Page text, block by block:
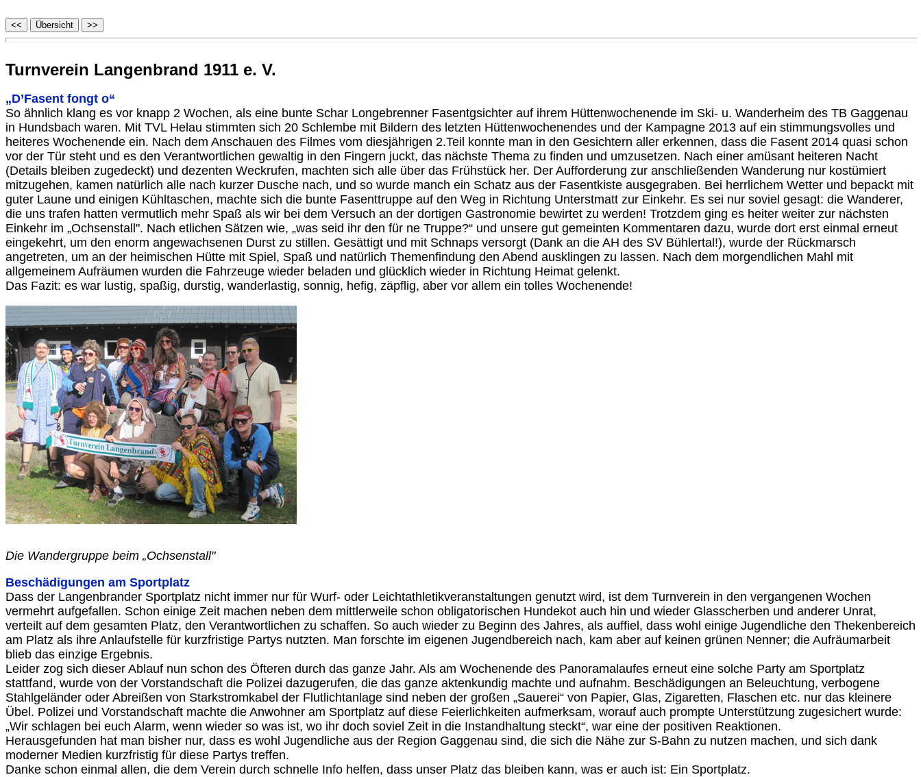
Turnverein Langenbrand 1911 e. V.
„D’Fasent fongt o“
So ähnlich klang es vor knapp 2 Wochen, als eine bunte Schar Longebrenner Fasentgsichter auf ihrem Hüttenwochenende im Ski- u. Wanderheim des TB Gaggenau
in Hundsbach waren. Mit TVL Helau stimmten sich 20 Schlembe mit Bildern des letzten Hüttenwochenendes und der Kampagne 2013 auf ein stimmungsvolles und
heiteres Wochenende ein. Nach dem Anschauen des Filmes vom diesjährigen 2.Teil konnte man in den Gesichtern aller erkennen, dass die Fasent 2014 quasi schon
vor der Tür steht und es den Verantwortlichen gewaltig in den Fingern juckt, das nächste Thema zu finden und umzusetzen. Nach einer amüsant heiteren Nacht
(Details bleiben zugedeckt) und dezenten Weckrufen, machten sich alle über das Frühstück her. Der Aufforderung zur anschließenden Wanderung nur kostümiert
mitzugehen, kamen natürlich alle nach kurzer Dusche nach, und so wurde manch ein Schatz aus der Fasentkiste ausgegraben. Bei herrlichem Wetter und bepackt mit
guter Laune und einigen Kühltaschen, machte sich die bunte Fasenttruppe auf den Weg in Richtung Unterstmatt zur Einkehr. Es sei nur soviel gesagt: die Wanderer,
die uns trafen hatten vermutlich mehr Spaß als wir bei dem Versuch an der dortigen Gastronomie bewirtet zu werden! Trotzdem ging es heiter weiter zur nächsten
Einkehr im „Ochsenstall". Nach etlichen Sätzen wie, „was seid ihr den für ne Truppe?“ und unsere gut gemeinten Kommentaren dazu, wurde dort erst einmal erneut
eingekehrt, um den enorm angewachsenen Durst zu stillen. Gesättigt und mit Schnaps versorgt (Dank an die AH des SV Bühlertal!), wurde der Rückmarsch
angetreten, um an der heimischen Hütte mit Spiel, Spaß und natürlich Themenfindung den Abend ausklingen zu lassen. Nach dem morgendlichen Mahl mit
allgemeinem Aufräumen wurden die Fahrzeuge wieder beladen und glücklich wieder in Richtung Heimat gelenkt.
Das Fazit: es war lustig, spaßig, durstig, wanderlastig, sonnig, hefig, zäpflig, aber vor allem ein tolles Wochenende!
Die Wandergruppe beim „Ochsenstall"
Beschädigungen am Sportplatz
Dass der Langenbrander Sportplatz nicht immer nur für Wurf- oder Leichtathletikveranstaltungen genutzt wird, ist dem Turnverein in den vergangenen Wochen
vermehrt aufgefallen. Schon einige Zeit machen neben dem mittlerweile schon obligatorischen Hundekot auch hin und wieder Glasscherben und anderer Unrat,
verteilt auf dem gesamten Platz, den Verantwortlichen zu schaffen. So auch wieder zu Beginn des Jahres, als auffiel, dass wohl einige Jugendliche den Thekenbereich
am Platz als ihre Anlaufstelle für kurzfristige Partys nutzten. Man forschte im eigenen Jugendbereich nach, kam aber auf keinen grünen Nenner; die Aufräumarbeit
blieb das einzige Ergebnis.
Leider zog sich dieser Ablauf nun schon des Öfteren durch das ganze Jahr. Als am Wochenende des Panoramalaufes erneut eine solche Party am Sportplatz
stattfand, wurde von der Vorstandschaft die Polizei dazugerufen, die das ganze aktenkundig machte und aufnahm. Beschädigungen an Beleuchtung, verbogene
Stahlgeländer oder Abreißen von Starkstromkabel der Flutlichtanlage sind neben der großen „Sauerei“ von Papier, Glas, Zigaretten, Flaschen etc. nur das kleinere
Übel. Polizei und Vorstandschaft machte die Anwohner am Sportplatz auf diese Feierlichkeiten aufmerksam, worauf auch prompte Unterstützung zugesichert wurde:
„Wir schlagen bei euch Alarm, wenn wieder so was ist, wo ihr doch soviel Zeit in die Instandhaltung steckt“, war eine der positiven Reaktionen.
Herausgefunden hat man bisher nur, dass es wohl Jugendliche aus der Region Gaggenau sind, die sich die Nähe zur S-Bahn zu nutzen machen, und sich dank
moderner Medien kurzfristig für diese Partys treffen.
Danke schon einmal allen, die dem Verein durch schnelle Info helfen, dass unser Platz das bleiben kann, was er auch ist: Ein Sportplatz.